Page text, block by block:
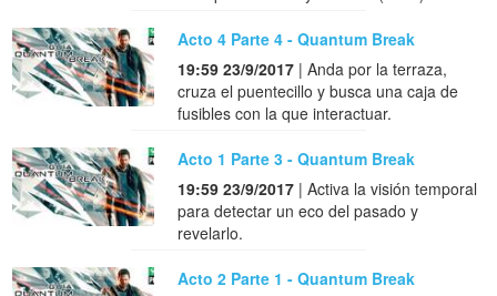
Acto 4 Parte 4 - Quantum Break
19:59 23/9/2017 | Anda por la terraza,
cruza el puentecillo y busca una caja de
fusibles con la que interactuar.
Acto 1 Parte 3 - Quantum Break
19:59 23/9/2017 | Activa la visión temporal
para detectar un eco del pasado y
revelarlo.
Acto 2 Parte 1 - Quantum Break